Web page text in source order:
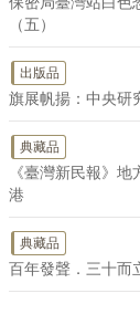
（五）
出版品
旗展帆揚：中央研
典藏品
《臺灣新民報》
港
典藏品
百年發聲．三十